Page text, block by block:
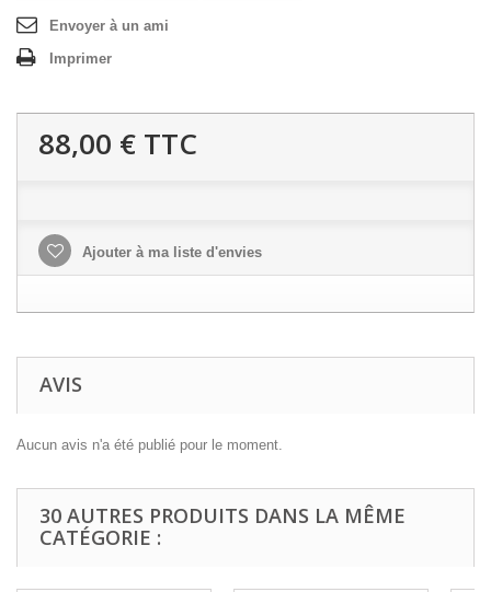
Envoyer à un ami
Imprimer
88,00 € TTC
Ajouter à ma liste d'envies
AVIS
Aucun avis n'a été publié pour le moment.
30 AUTRES PRODUITS DANS LA MÊME
CATÉGORIE :